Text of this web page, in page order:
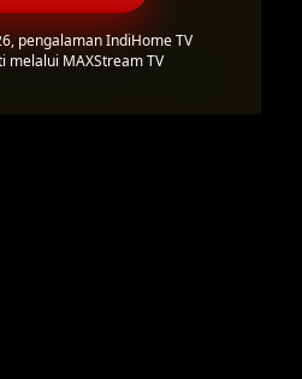
pengalaman IndiHome TV
melalui MAXStream TV